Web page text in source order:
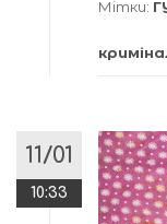
Мітки:
11/01
10:33